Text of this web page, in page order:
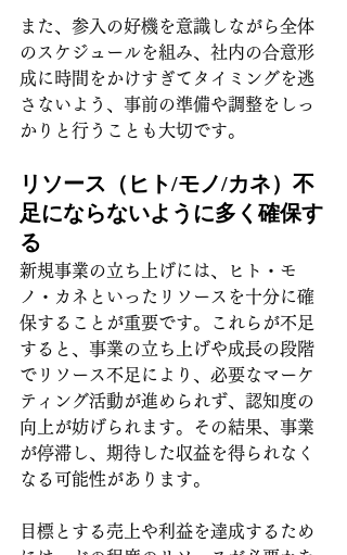
また、参入の好機を意識しながら全体
のスケジュールを組み、社内の合意形
成に時間をかけすぎてタイミングを逃
さないよう、事前の準備や調整をしっ
かりと行うことも大切です。
リソース（ヒト/モノ/カネ）不
足にならないように多く確保す
る
新規事業の立ち上げには、ヒト・モ
ノ・カネといったリソースを十分に確
保することが重要です。これらが不足
すると、事業の立ち上げや成長の段階
でリソース不足により、必要なマーケ
ティング活動が進められず、認知度の
向上が妨げられます。その結果、事業
が停滞し、期待した収益を得られなく
なる可能性があります。
目標とする売上や利益を達成するため